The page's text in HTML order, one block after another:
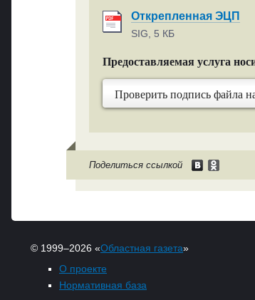
Открепленная ЭЦП
SIG, 5 КБ
Предоставляемая услуга
Проверить подпись файла
Поделиться ссылкой
© 1999–2026 «Областная газета»
О проекте
Нормативная база